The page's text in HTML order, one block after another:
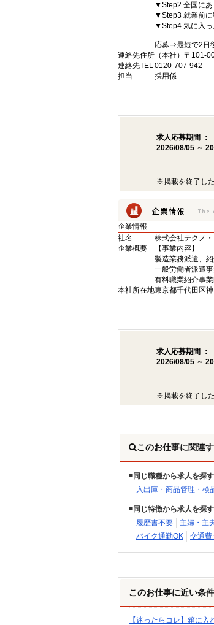
▼Step2 全国にあ
▼Step3 就業前に
▼Step4 気に入っ
応募⇒最短で2日
連絡先住所 （本社）〒
連絡先TEL0120-707-942
担当
採用係
求人応募期間 ：
2026/08/05 ～
※掲載を終了し
企業情報
社名
株式会社テクノ
企業概要
【事業内容】
製造業務派遣、
一般労働者派遣
有料職業紹介事
本社所在地東京都千代田区
求人応募期間 ：
2026/08/05 ～
※掲載を終了し
このお仕事に関連
同じ職種から求人を探す
入出庫・商品管理・検
同じ特徴から求人を探す
履歴書不要
主婦・主
バイク通勤OK
交通費
このお仕事に近い条
【迷ったらコレ】箱に